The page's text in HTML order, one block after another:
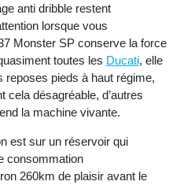
anti dribble restent
lorsque vous
Monster SP conserve la force
toutes les Ducati, elle
reposes pieds à haut régime,
cela désagréable, d’autres
la machine vivante.
est sur un réservoir qui
consommation
260km de plaisir avant le